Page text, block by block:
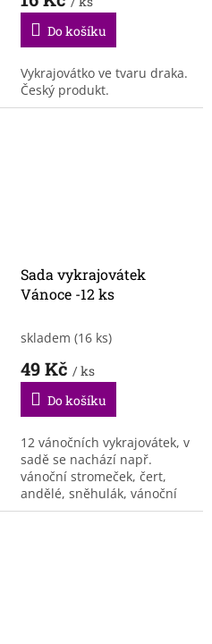
Do košíku
Vykrajovátko ve tvaru draka.
Český produkt.
Sada vykrajovátek
Vánoce -12 ks
skladem (16 ks)
49 Kč / ks
Do košíku
12 vánočních vykrajovátek, v
sadě se nachází např.
vánoční stromeček, čert,
andělé, sněhulák, vánoční
svíčka, ryba a další. Český